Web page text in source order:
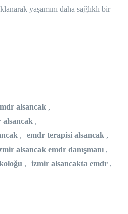
yaşamını daha sağlıklı bir
alsancak ,
alsancak ,
, emdr terapisi alsancak ,
alsancak emdr danışmanı ,
, izmir alsancakta emdr ,